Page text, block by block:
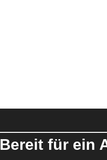
Bereit für ein